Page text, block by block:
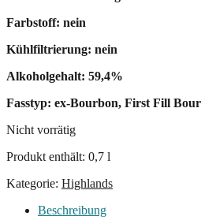
Farbstoff: nein
Kühlfiltrierung: nein
Alkoholgehalt: 59,4%
Fasstyp: ex-Bourbon, First Fill
Nicht vorrätig
Produkt enthält: 0,7 l
Kategorie: Highlands
Beschreibung